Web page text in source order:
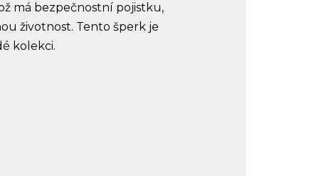
má bezpečnostní pojistku,
životnost. Tento šperk je
kolekci.